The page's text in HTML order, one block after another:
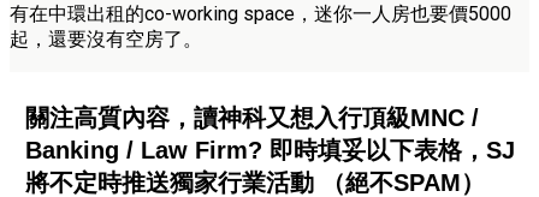
有在中環出租的co-working space，迷你一人房也要價5000
起，還要沒有空房了。
關注高質內容，讀神科又想入行頂級MNC /
Banking / Law Firm? 即時填妥以下表格，SJ
將不定時推送獨家行業活動 （絕不SPAM）